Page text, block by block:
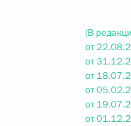
Федеральный закон
О внесении изменений в
(В
от
от
от
от
от
от